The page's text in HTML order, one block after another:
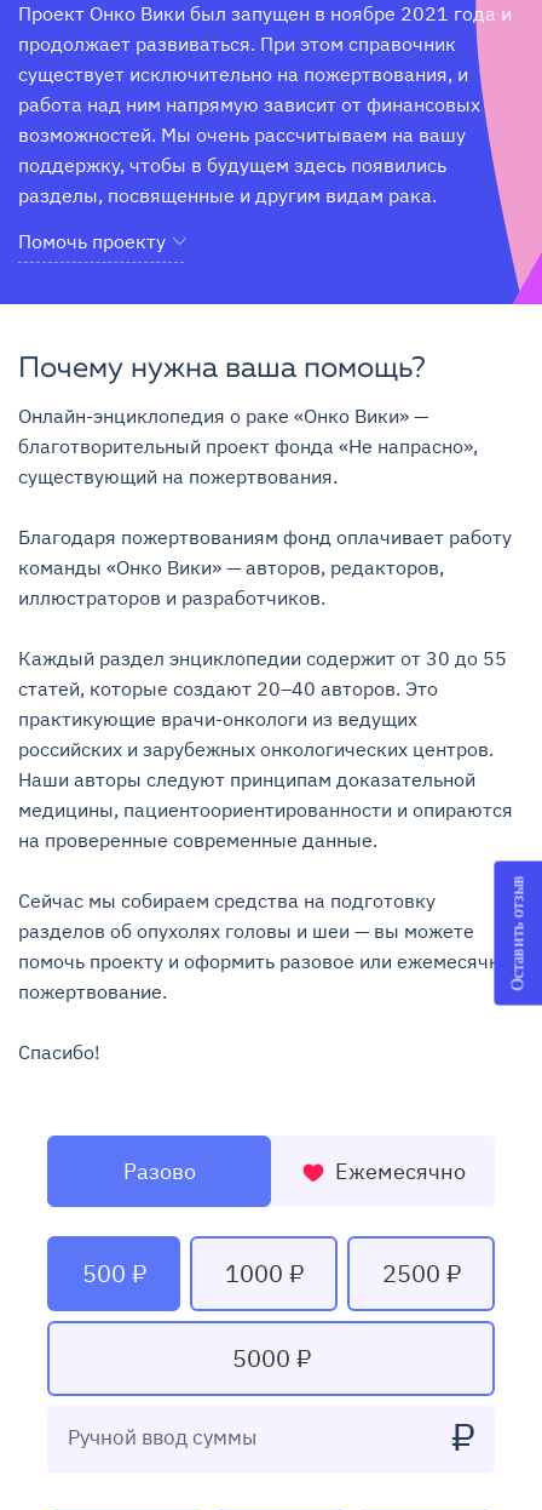
Проект Онко Вики был запущен в ноябре 2021 года и
продолжает развиваться. При этом справочник
существует исключительно на пожертвования, и
работа над ним напрямую зависит от финансовых
возможностей. Мы очень рассчитываем на вашу
поддержку, чтобы в будущем здесь появились
разделы, посвященные и другим видам рака.
Помочь проекту
Почему нужна ваша помощь?
Онлайн-энциклопедия о раке «Онко Вики» —
благотворительный проект фонда «Не напрасно»,
существующий на пожертвования.
Благодаря пожертвованиям фонд оплачивает работу
команды «Онко Вики» — авторов, редакторов,
иллюстраторов и разработчиков.
Каждый раздел энциклопедии содержит от 30 до 55
статей, которые создают 20–40 авторов. Это
практикующие врачи-онкологи из ведущих
российских и зарубежных онкологических центров.
Наши авторы следуют принципам доказательной
медицины, пациентоориентированности и опираются
на проверенные современные данные.
Сейчас мы собираем средства на подготовку
разделов об опухолях головы и шеи — вы можете
помочь проекту и оформить разовое или ежемесячное
пожертвование.
Спасибо!
Разово Ежемесячно
500 ₽ 1000 ₽ 2500 ₽
5000 ₽
Ручной ввод суммы ₽
Оставить отзыв